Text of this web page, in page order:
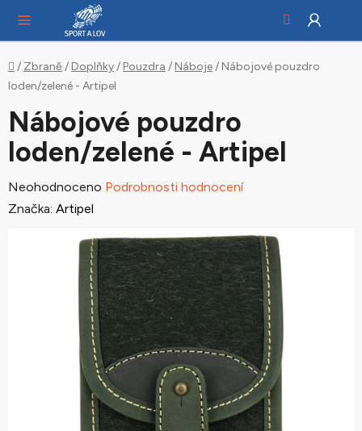
obsah
Domů
/ Zbraně / Doplňky/ Pouzdra / Náboje/ Nábojové pouzdro
loden/zelené - Artipel
Nábojové pouzdro
loden/zelené - Artipel
Průměrné
hodnocení
Neohodnoceno Podrobnosti hodnocení
Značka: Artipel